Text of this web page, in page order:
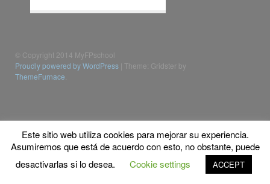
© Copyright 2014 MyFPschool
Proudly powered by WordPress Theme: Gridster by
ThemeFurnace
Este sitio web utiliza cookies para mejorar su experiencia.
Asumiremos que está de acuerdo con esto, no obstante, puede
desactivarlas si lo desea.
Cookie settings ACCEPT